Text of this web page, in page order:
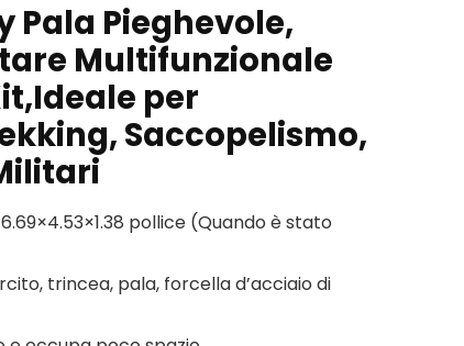
Pala Pieghevole,
Multifunzionale
per
Saccopelismo,
pollice (Quando è stato
trincea, pala, forcella d’acciaio di